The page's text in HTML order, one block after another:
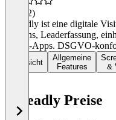
(72)
Spreadly ist eine digitale
Designs, Leaderfassung,
Wallet-Apps. DSGVO-
Übersicht
Allgemeine
Features
&
Spreadly Preise